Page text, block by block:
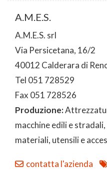
A.M.E.S.
A.M.E.S. srl
Via Persicetana, 16/2
40012 Calderara di
Tel 051 728529
Fax 051 728526
Produzione:
macchine edili e
materiali, utensili e
contatta l'azienda